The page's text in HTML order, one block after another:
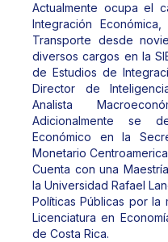
Actualmente ocupa el
Integración
Transporte desde
diversos cargos en la
de Estudios de
Director de
Analista
Adicionalmente se
Económico en la
Monetario
Cuenta con una
la Universidad Rafael
Políticas Públicas por la
Licenciatura en
de Costa Rica.